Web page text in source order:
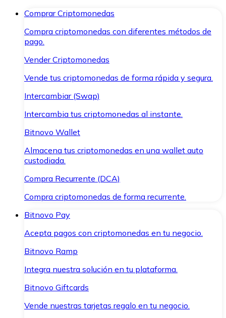
Comprar Criptomonedas
Compra criptomonedas con diferentes métodos de
pago.
Vender Criptomonedas
Vende tus criptomonedas de forma rápida y segura.
Intercambiar (Swap)
Intercambia tus criptomonedas al instante.
Bitnovo Wallet
Almacena tus criptomonedas en una wallet auto
custodiada.
Compra Recurrente (DCA)
Compra criptomonedas de forma recurrente.
Bitnovo Pay
Acepta pagos con criptomonedas en tu negocio.
Bitnovo Ramp
Integra nuestra solución en tu plataforma.
Bitnovo Giftcards
Vende nuestras tarjetas regalo en tu negocio.